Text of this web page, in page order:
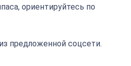
ориентируйтесь по
предложенной соцсети.